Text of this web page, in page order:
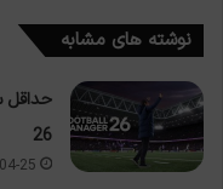
نوشته های مشابه
26
25